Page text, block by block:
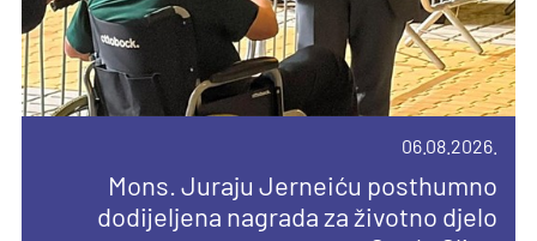
06.08.2026.
Mons. Juraju Jerneiću posthumno
dodijeljena nagrada za životno djelo
04.08.2026.
Novi broj Glasnika sv. Josipa posvećen
10.08.2026.
Devetnica uoči Velike Gospe u Vukovini
Pročitajte još
14.04.2026.
Priopćenje za javnost